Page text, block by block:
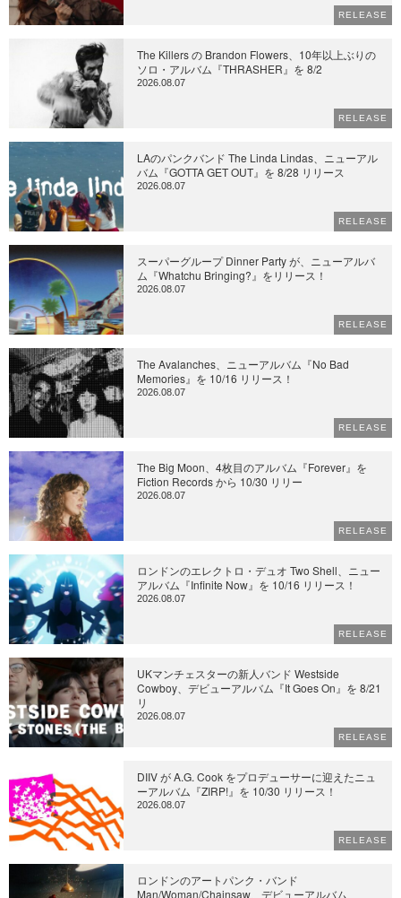
RELEASE
The Killers の Brandon Flowers、10年以上ぶりの
ソロ・アルバム『THRASHER』を 8/2
2026.08.07
RELEASE
LAのパンクバンド The Linda Lindas、ニューアル
バム『GOTTA GET OUT』を 8/28 リリース
2026.08.07
RELEASE
スーパーグループ Dinner Party が、ニューアルバ
ム『Whatchu Bringing?』をリリース！
2026.08.07
RELEASE
The Avalanches、ニューアルバム『No Bad
Memories』を 10/16 リリース！
2026.08.07
RELEASE
The Big Moon、4枚目のアルバム『Forever』を
Fiction Records から 10/30 リリー
2026.08.07
RELEASE
ロンドンのエレクトロ・デュオ Two Shell、ニュー
アルバム『Infinite Now』を 10/16 リリース！
2026.08.07
RELEASE
UKマンチェスターの新人バンド Westside
Cowboy、デビューアルバム『It Goes On』を 8/21
リ
2026.08.07
RELEASE
DIIV が A.G. Cook をプロデューサーに迎えたニュ
ーアルバム『ZIRP!』を 10/30 リリース！
2026.08.07
RELEASE
ロンドンのアートパンク・バンド
Man/Woman/Chainsaw、デビューアルバム